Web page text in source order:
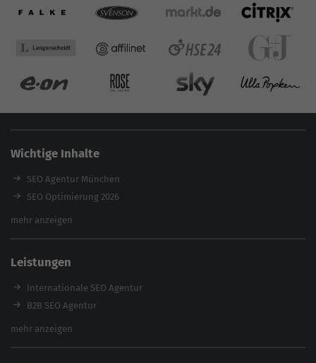
Wichtige Inhalte
SEO Agentur München
SEO Optimierung 2026
Backlink-Audit 2026
Referenzen
E-Books
Magazin
mehr anzeigen
Leistungen
Internationale SEO Agentur
B2B SEO Agentur
Inhouse SEO Agentur
mehr anzeigen